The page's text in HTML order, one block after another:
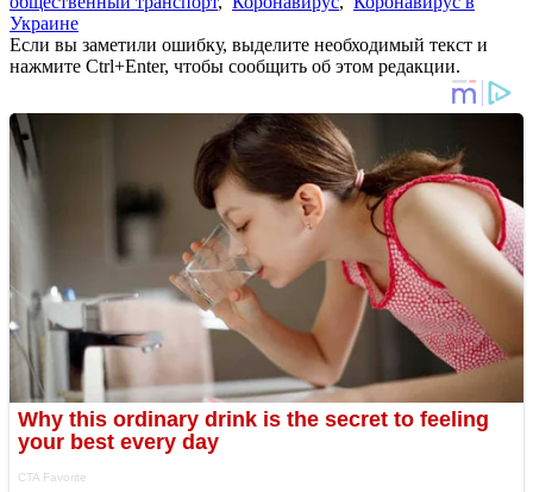
Украине
Если вы заметили ошибку, выделите необходимый текст и
нажмите Ctrl+Enter, чтобы сообщить об этом редакции.